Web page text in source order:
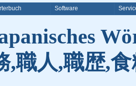
Software
,職人,職歴,